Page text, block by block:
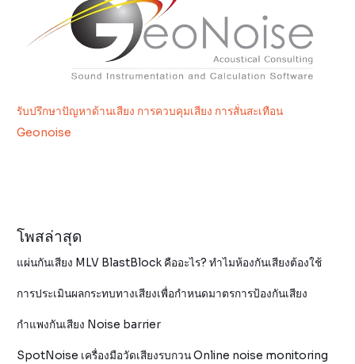
รับปรึกษาปัญหาด้านเสียง การควบคุมเสียง การสั่นสะเทือน
Geonoise
โพสล่าสุด
แผ่นกันเสียง MLV BlastBlock คืออะไร? ทำไมห้องกันเสียงต้องใช้
การประเมินผลกระทบทางเสียงเพื่อกำหนดมาตรการป้องกันเสียง
กำแพงกันเสียง Noise barrier
SpotNoise เครื่องมือวัดเสียงรบกวน Online noise monitoring